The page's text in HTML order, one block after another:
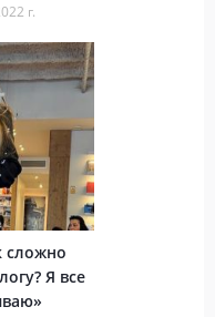
г.
сложно
Я все